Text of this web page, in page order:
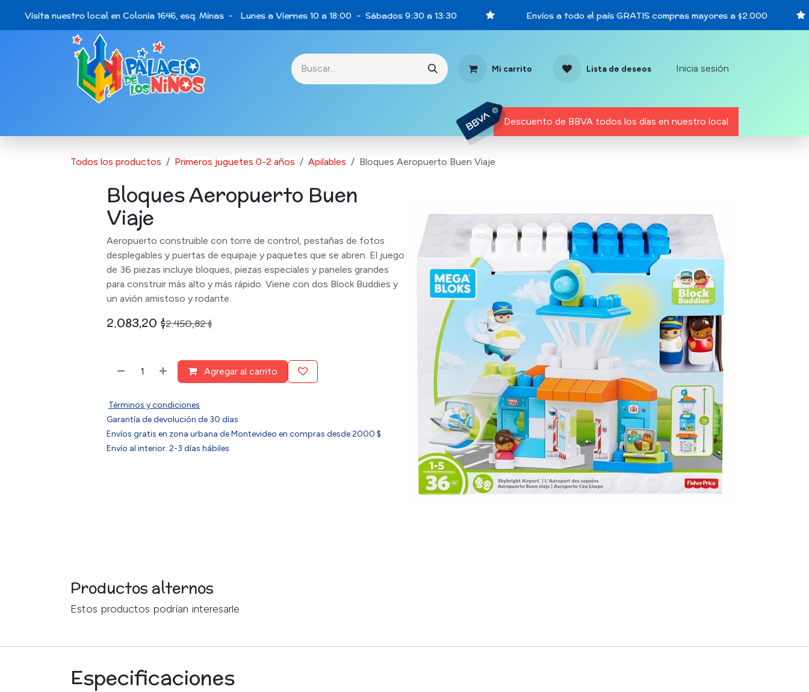
Visita nuestro local en Colonia 1646, esq. Minas - Lunes a Viernes 10 a 18:00 - Sábados 9:30 a 13:30 Envíos a todo el país GRATIS compras mayores a $2.000
Mi carrito Lista de deseos Inicia sesión
Descuento de BBVA todos los días en nuestro local
Todos los productos Primeros juguetes 0-2 años Apilables Bloques Aeropuerto Buen Viaje
Bloques Aeropuerto Buen
Viaje
Aeropuerto construible con torre de control, pestañas de fotos
desplegables y puertas de equipaje y paquetes que se abren. El juego
de 36 piezas incluye bloques, piezas especiales y paneles grandes
para construir más alto y más rápido. Viene con dos Block Buddies y
un avión amistoso y rodante.
2.083,20 $2.450,82$
Agregar al carrito
Términos y condiciones
Garantía de devolución de 30 días
Envíos gratis en zona urbana de Montevideo en compras desde 2000 $
Envío al interior: 2-3 días hábiles
Productos alternos
Estos productos podrían interesarle
Especificaciones